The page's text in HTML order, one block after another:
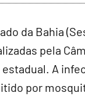
da Bahia
pela
A
por